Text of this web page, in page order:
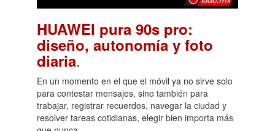
HUAWEI pura 90s pro:
diseño, autonomía y foto
diaria.
En un momento en el que el móvil ya no sirve solo
para contestar mensajes, sino también para
trabajar, registrar recuerdos, navegar la ciudad y
resolver tareas cotidianas, elegir bien importa más